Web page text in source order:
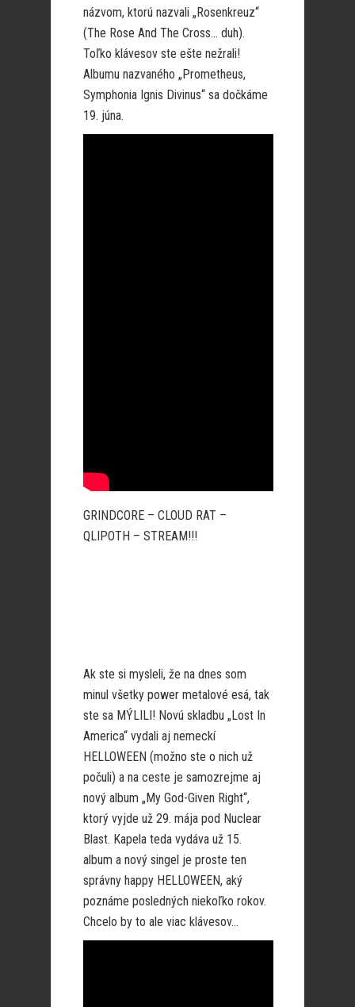
názvom, ktorú nazvali „Rosenkreuz“
(The Rose And The Cross… duh).
Toľko klávesov ste ešte nežrali!
Albumu nazvaného „Prometheus,
Symphonia Ignis Divinus“ sa dočkáme
19. júna.
GRINDCORE – CLOUD RAT –
QLIPOTH – STREAM!!!
Ak ste si mysleli, že na dnes som
minul všetky power metalové esá, tak
ste sa MÝLILI! Novú skladbu „Lost In
America“ vydali aj nemeckí
HELLOWEEN (možno ste o nich už
počuli) a na ceste je samozrejme aj
nový album „My God-Given Right“,
ktorý vyjde už 29. mája pod Nuclear
Blast. Kapela teda vydáva už 15.
album a nový singel je proste ten
správny happy HELLOWEEN, aký
poznáme posledných niekoľko rokov.
Chcelo by to ale viac klávesov…